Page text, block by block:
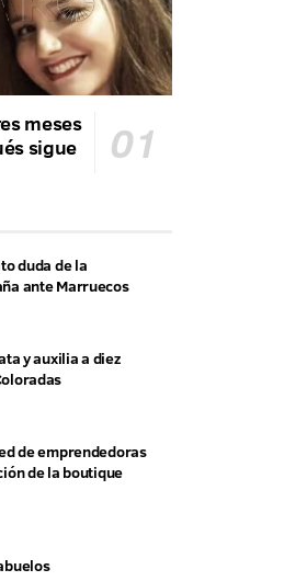
meses
sigue
duda de la
ante Marruecos
y auxilia a diez
de emprendedoras
de la boutique